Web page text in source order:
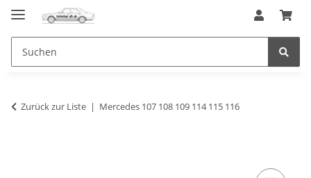
Zurück zur Liste Mercedes 107 108 109 114 115 116